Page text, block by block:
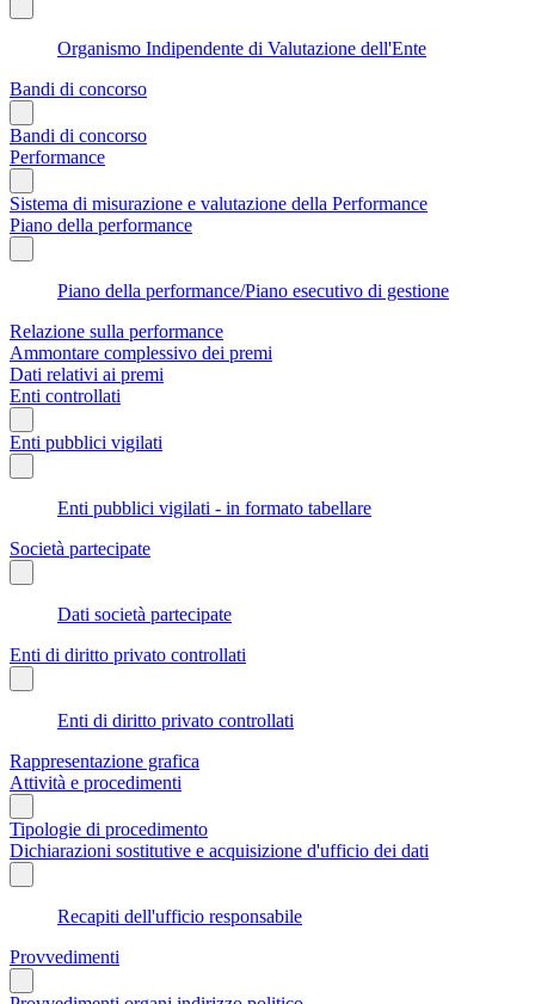
Organismo Indipendente di Valutazione dell'Ente
Bandi di concorso
Bandi di concorso
Performance
Sistema di misurazione e valutazione della Performance
Piano della performance
Piano della performance/Piano esecutivo di gestione
Relazione sulla performance
Ammontare complessivo dei premi
Dati relativi ai premi
Enti controllati
Enti pubblici vigilati
Enti pubblici vigilati - in formato tabellare
Società partecipate
Dati società partecipate
Enti di diritto privato controllati
Enti di diritto privato controllati
Rappresentazione grafica
Attività e procedimenti
Tipologie di procedimento
Dichiarazioni sostitutive e acquisizione d'ufficio dei dati
Recapiti dell'ufficio responsabile
Provvedimenti